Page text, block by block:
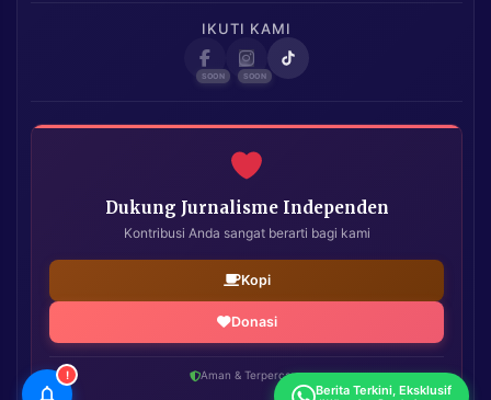
IKUTI KAMI
Dukung Jurnalisme Independen
Kontribusi Anda sangat berarti bagi kami
Kopi
Donasi
Aman & Terpercaya
!
Berita Terkini, Eksklusif